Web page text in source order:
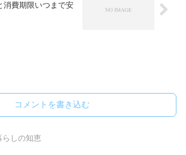
消費期限いつまで安
コメントを書き込む
らしの知恵